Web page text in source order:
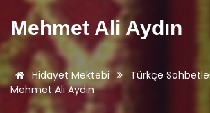
Mehmet Ali Aydın
Hidayet Mektebi
Türkçe
Mehmet Ali Aydın